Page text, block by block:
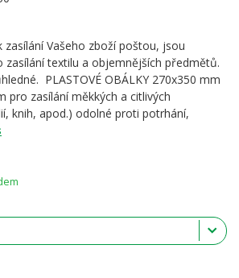
zasílání Vašeho zboží poštou, jsou
zasílání textilu a objemnějších předmětů.
PLASTOVÉ OBÁLKY 270x350 mm
pro zasílání měkkých a citlivých
knih, apod.) odolné proti potrhání,